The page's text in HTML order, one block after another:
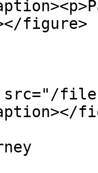
figure>